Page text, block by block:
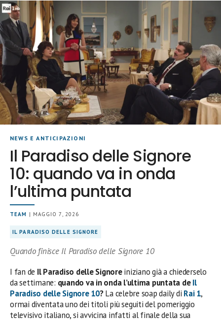
NEWS E ANTICIPAZIONI
Il Paradiso delle Signore
10: quando va in onda
l’ultima puntata
TEAM | MAGGIO 7, 2026
IL PARADISO DELLE SIGNORE
Quando finisce Il Paradiso delle Signore 10
I fan de Il Paradiso delle Signoreiniziano già a chiederselo
da settimane: quando va in onda l’ultima puntata deIl
Paradiso delle Signore 10?La celebre soap daily di Rai 1,
ormai diventata uno dei titoli più seguiti del pomeriggio
televisivo italiano, si avvicina infatti al finale della sua